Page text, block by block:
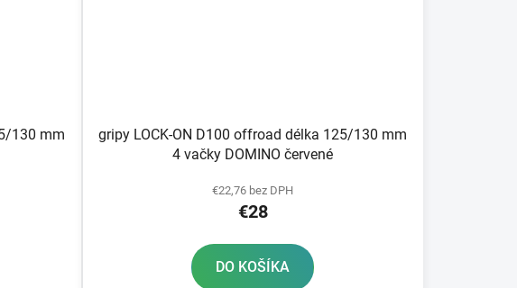
130 mm
gripy LOCK-ON D100 offroad délka 125/130 mm
4 vačky DOMINO červené
€22,76 bez DPH
€28
DO KOŠÍKA